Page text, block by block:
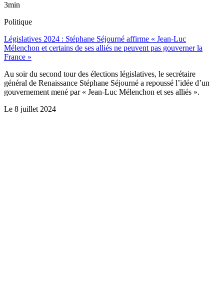
3min
Politique
Législatives 2024 : Stéphane Séjourné affirme « Jean-Luc
Mélenchon et certains de ses alliés ne peuvent pas gouverner la
France »
Au soir du second tour des élections législatives, le secrétaire
général de Renaissance Stéphane Séjourné a repoussé l’idée d’un
gouvernement mené par « Jean-Luc Mélenchon et ses alliés ».
Le 8 juillet 2024